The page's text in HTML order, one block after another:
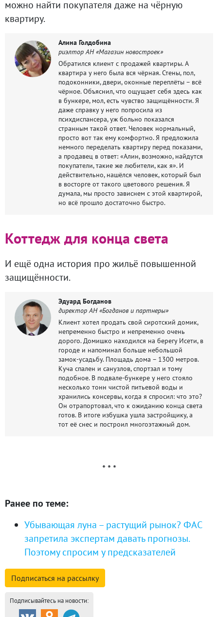
можно найти покупателя даже на чёрную
квартиру.
Алина Голдобина
риэлтор АН «Магазин новостроек»
Обратился клиент с продажей квартиры. А
квартира у него была вся чёрная. Стены, пол,
подоконники, двери, оконные переплёты – всё
чёрное. Объяснил, что ощущает себя здесь как
в бункере, мол, есть чувство защищённости. Я
даже справку у него попросила из
психдиспансера, уж больно показался
странным такой ответ. Человек нормальный,
просто вот так ему комфортно. Я предложила
немного переделать квартиру перед показами,
а продавец в ответ: «Алин, возможно, найдутся
покупатели, такие же любители, как я». И
действительно, нашёлся человек, который был
в восторге от такого цветового решения. Я
думала, мы просто зависнем с этой квартирой,
но всё прошло достаточно быстро.
Коттедж для конца света
И ещё одна история про жильё повышенной
защищённости.
Эдуард Богданов
директор АН «Богданов и партнеры»
Клиент хотел продать свой сиротский домик,
непременно быстро и непременно очень
дорого. Домишко находился на берегу Исети, в
городе и напоминал больше небольшой
замок-усадьбу. Площадь дома – 1300 метров.
Куча спален и санузлов, спортзал и тому
подобное. В подвале-бункере у него стояло
несколько тонн чистой питьевой воды и
хранились консервы, когда я спросил: что это?
Он отрапортовал, что к ожиданию конца света
готов. В итоге избушка ушла застройщику, а
тот её снес и построил многоэтажный дом.
* * *
Ранее по теме:
Убывающая луна – растущий рынок? ФАС
запретила экспертам давать прогнозы.
Поэтому спросим у предсказателей
Подписаться на рассылку
Подписывайтесь на новости: